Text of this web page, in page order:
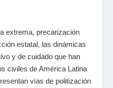
extrema, precarización
estatal, las dinámicas
y de cuidado que han
civiles de América Latina
vías de politización